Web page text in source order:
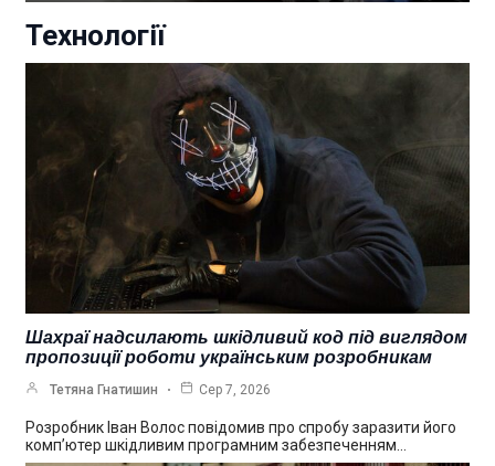
Технології
Шахраї надсилають шкідливий код під виглядом
пропозиції роботи українським розробникам
Тетяна Гнатишин Сер 7, 2026
Розробник Іван Волос повідомив про спробу заразити його
комп’ютер шкідливим програмним забезпеченням…